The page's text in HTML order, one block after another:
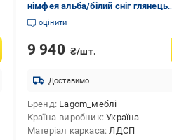
німфея альба/білий сніг глянець
1565х980х415 мм
оцінити
9 940 ₴/шт.
Доставимо
Бренд Lagom_меблі
Країна-виробник Україна
Матеріал каркаса ЛДСП